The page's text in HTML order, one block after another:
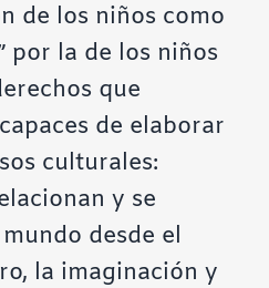
de los niños como
por la de los niños
que
de elaborar
culturales:
y se
desde el
la imaginación y